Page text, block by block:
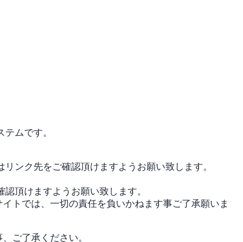
ムです。
ンク先をご確認頂けますようお願い致します。
頂けますようお願い致します。
トでは、一切の責任を負いかねます事ご了承願いま
ご了承ください。